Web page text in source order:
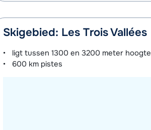
Skigebied: Les Trois Vallées
ligt tussen1300 en 3200 meter hoogte
600 km pistes